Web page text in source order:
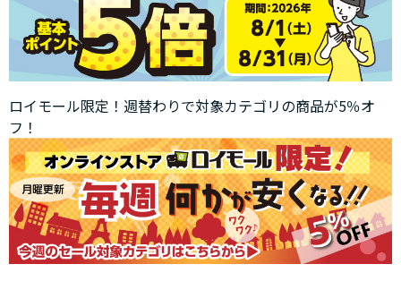
ロイモール限定！週替わりで対象カテゴリの商品が5％オ
フ！